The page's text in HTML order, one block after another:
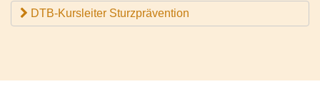
DTB-Kursleiter Sturzprävention